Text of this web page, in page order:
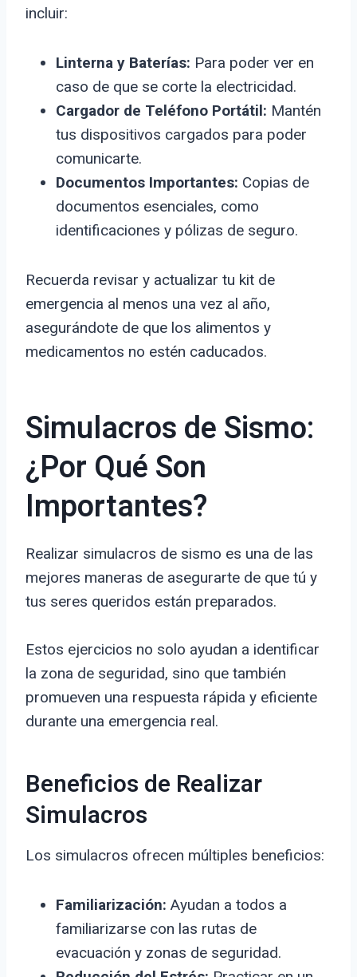
incluir:
Linterna y Baterías: Para poder ver en
caso de que se corte la electricidad.
Cargador de Teléfono Portátil: Mantén
tus dispositivos cargados para poder
comunicarte.
Documentos Importantes: Copias de
documentos esenciales, como
identificaciones y pólizas de seguro.
Recuerda revisar y actualizar tu kit de
emergencia al menos una vez al año,
asegurándote de que los alimentos y
medicamentos no estén caducados.
Simulacros de Sismo:
¿Por Qué Son
Importantes?
Realizar simulacros de sismo es una de las
mejores maneras de asegurarte de que tú y
tus seres queridos están preparados.
Estos ejercicios no solo ayudan a identificar
la zona de seguridad, sino que también
promueven una respuesta rápida y eficiente
durante una emergencia real.
Beneficios de Realizar
Simulacros
Los simulacros ofrecen múltiples beneficios:
Familiarización: Ayudan a todos a
familiarizarse con las rutas de
evacuación y zonas de seguridad.